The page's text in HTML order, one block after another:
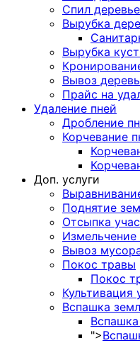
Спил
Вырубка
Вырубка
Вывоз
Прайс на
Удаление пней
Дробление
Корчевание
Доп. услуги
Поднятие
Отсыпка
Вывоз
Покос травы
Покос
Культивация
Вспашка
">